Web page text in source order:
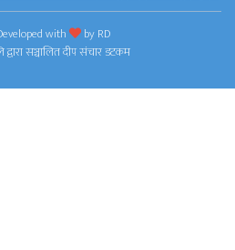
with byRD
द्वारा सञ्चालित दीप संचार डटकम